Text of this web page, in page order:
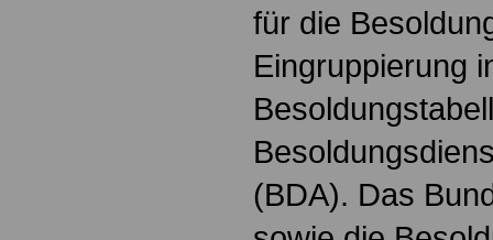
für die
Eingruppierung
(BDA). Das